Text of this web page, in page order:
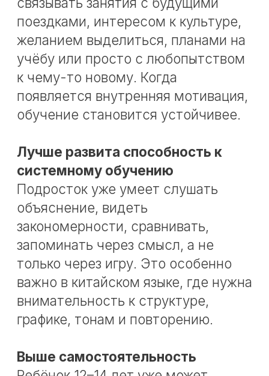
12–14 лет, он может стать не
просто «ещё одним предметом», а
важным направлением развития.
Расширение кругозора
Китайский язык неизбежно
культурную систему, другой
способ письма, другую логику
воспринимать новое.
Тренировка внимания и памяти
Работа с тонами, иероглифами,
новыми языковыми моделями
требует сосредоточенности. При
хорошем темпе занятий это
становится не перегрузкой, а
полезной интеллектуальной
Чувство собственной силы
Когда ребёнок осваивает то, что
сначала казалось сложным и
уверенность в себе. Он видит, что
способен справляться с